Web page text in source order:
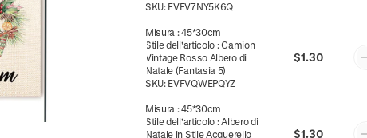
SKU: EVFV7NY5K6Q
Misura :45*30cm
Stile dell'articolo :Camion
Vintage Rosso Albero di
Natale (Fantasia 5)
SKU: EVFVQWEPQYZ
$1.30
Misura :45*30cm
Stile dell'articolo :Albero di
Natale in Stile Acquerello
$1.30